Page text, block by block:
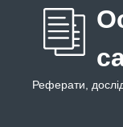
Реферати,